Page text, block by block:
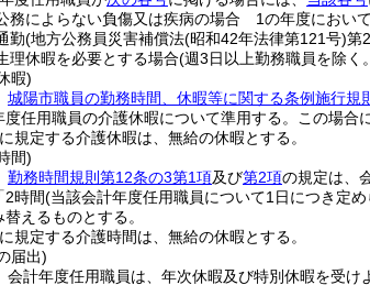
務によらない負傷又は疾病の場合 1の年度におい
勤(地方公務員災害補償法(昭和42年法律第121号)第
理休暇を必要とする場合(週3日以上勤務職員を除く
暇)
城陽市職員の勤務時間、休暇等に関する条例施行規
度任用職員の介護休暇について準用する。
この場合
に規定する介護休暇は、無給の休暇とする。
間)
勤務時間規則第12条の3第1項及び第2項の規定は、
2時間(当該会計年度任用職員について1日につき定
替えるものとする。
に規定する介護時間は、無給の休暇とする。
届出)
会計年度任用職員は、年次休暇及び特別休暇を受け